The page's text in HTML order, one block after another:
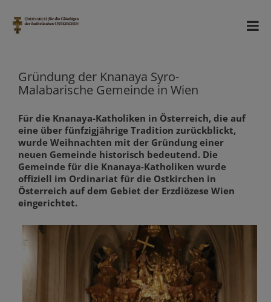
Gründung der Knanaya Syro-
Malabarische Gemeinde in Wien
Für die Knanaya-Katholiken in Österreich, die auf
eine über fünfzigjährige Tradition zurückblickt,
wurde Weihnachten mit der Gründung einer
neuen Gemeinde historisch bedeutend. Die
Gemeinde für die Knanaya-Katholiken wurde
offiziell im Ordinariat für die Ostkirchen in
Österreich auf dem Gebiet der Erzdiözese Wien
eingerichtet.